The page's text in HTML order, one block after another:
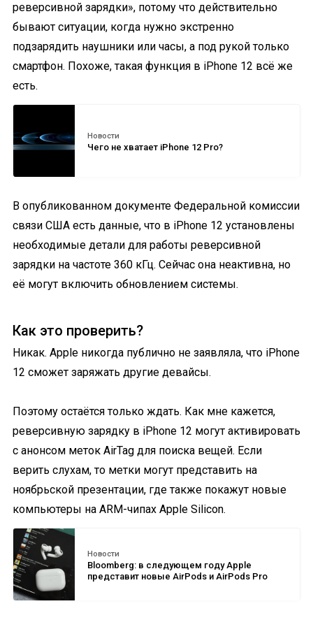
реверсивной зарядки», потому что действительно
бывают ситуации, когда нужно экстренно
подзарядить наушники или часы, а под рукой только
смартфон. Похоже, такая функция в iPhone 12 всё же
есть.
Новости
Чего не хватает iPhone 12 Pro?
В опубликованном документе Федеральной комиссии
связи США есть данные, что в iPhone 12 установлены
необходимые детали для работы реверсивной
зарядки на частоте 360 кГц. Сейчас она неактивна, но
её могут включить обновлением системы.
Как это проверить?
Никак. Apple никогда публично не заявляла, что iPhone
12 сможет заряжать другие девайсы.
Поэтому остаётся только ждать. Как мне кажется,
реверсивную зарядку в iPhone 12 могут активировать
с анонсом меток AirTag для поиска вещей. Если
верить слухам, то метки могут представить на
ноябрьской презентации, где также покажут новые
компьютеры на ARM-чипах Apple Silicon.
Новости
Bloomberg: в следующем году Apple
представит новые AirPods и AirPods Pro